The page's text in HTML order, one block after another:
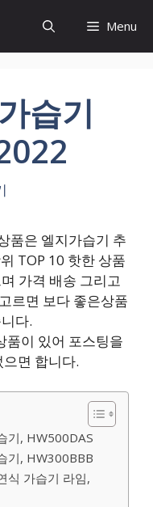
Menu
습기
품은 엘지가습기 추
TOP 10 핫한 상품
가격 배송 그리고
르면 보다 좋은상품
다.
품이 있어 포스팅을
면 합니다.
기, HW500DAS
기, HW300BBB
식 가습기 라임,